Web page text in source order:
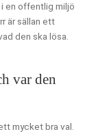
i en offentlig miljö
är sällan ett
den ska lösa.
var den
mycket bra val.